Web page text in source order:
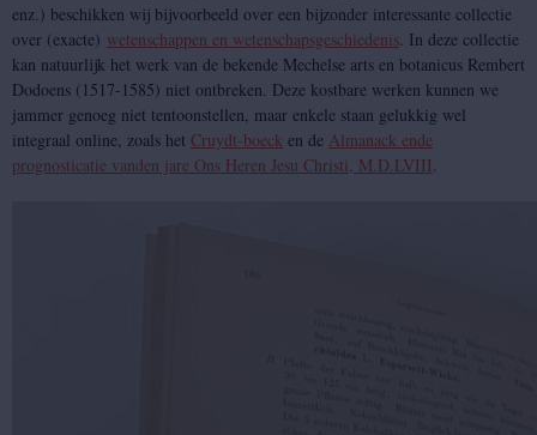
enz.) beschikken wij bijvoorbeeld over een bijzonder interessante collectie
over (exacte) wetenschappen en wetenschapsgeschiedenis. In deze collectie
kan natuurlijk het werk van de bekende Mechelse arts en botanicus Rembert
Dodoens (1517-1585) niet ontbreken. Deze kostbare werken kunnen we
jammer genoeg niet tentoonstellen, maar enkele staan gelukkig wel
integraal online, zoals het Cruydt-boeck en de Almanack ende
prognosticatie vanden jare Ons Heren Jesu Christi, M.D.LVIII.